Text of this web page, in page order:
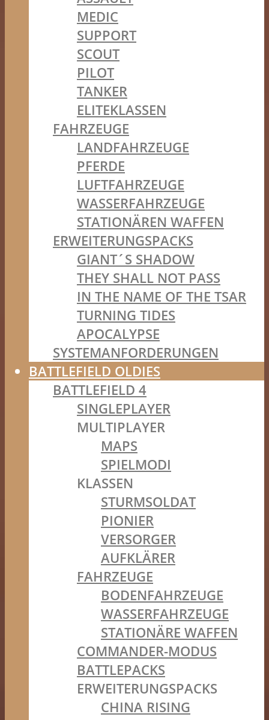
MEDIC
SUPPORT
SCOUT
PILOT
TANKER
ELITEKLASSEN
FAHRZEUGE
LANDFAHRZEUGE
PFERDE
LUFTFAHRZEUGE
WASSERFAHRZEUGE
STATIONÄREN WAFFEN
ERWEITERUNGSPACKS
GIANT´S SHADOW
THEY SHALL NOT PASS
IN THE NAME OF THE TSAR
TURNING TIDES
APOCALYPSE
SYSTEMANFORDERUNGEN
BATTLEFIELD OLDIES
BATTLEFIELD 4
SINGLEPLAYER
MULTIPLAYER
MAPS
SPIELMODI
KLASSEN
STURMSOLDAT
PIONIER
VERSORGER
AUFKLÄRER
FAHRZEUGE
BODENFAHRZEUGE
WASSERFAHRZEUGE
STATIONÄRE WAFFEN
COMMANDER-MODUS
BATTLEPACKS
ERWEITERUNGSPACKS
CHINA RISING